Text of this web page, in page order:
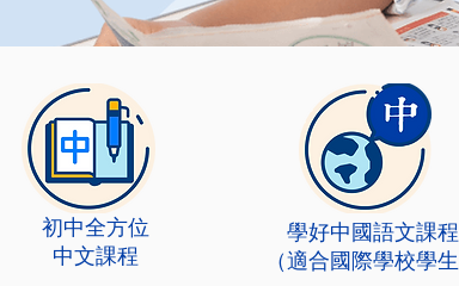
​初中全方位
中文課程
​學好中國語文課程
（適合國際學校學生